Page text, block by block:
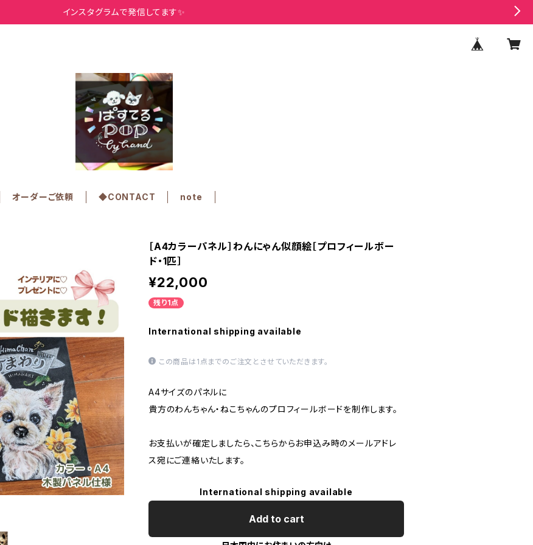
インスタグラムで発信してます✨
オーダーご依頼 ◆CONTACT note
［A4カラーパネル］わんにゃん似顔絵［プロフィールボー
ド・1匹］
¥22,000
残り1点
International shipping available
この商品は1点までのご注文とさせていただきます。
A4サイズのパネルに
貴方のわんちゃん・ねこちゃんのプロフィールボードを制作します。
お支払いが確定しましたら、こちらからお申込み時のメールアドレ
ス宛にご連絡いたします。
International shipping available
Add to cart